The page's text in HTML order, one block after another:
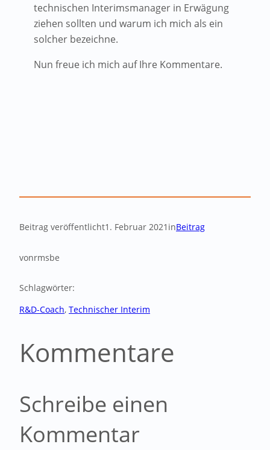
technischen Interimsmanager in Erwägung
ziehen sollten und warum ich mich als ein
solcher bezeichne.
Nun freue ich mich auf Ihre Kommentare.
Beitrag veröffentlicht1. Februar 2021 inBeitrag
vonrmsbe
Schlagwörter:
R&D-Coach, Technischer Interim
Kommentare
Schreibe einen
Kommentar